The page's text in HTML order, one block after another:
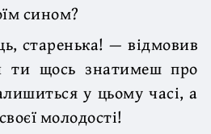
сином?
старенька! — відмовив
ти щось знатимеш про
у цьому часі, а
молодості!